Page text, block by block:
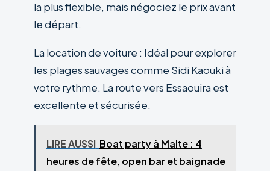
la plus flexible, mais négociez le prix avant
le départ.
La location de voiture : Idéal pour explorer
les plages sauvages comme Sidi Kaouki à
votre rythme. La route vers Essaouira est
excellente et sécurisée.
LIRE AUSSI Boat party à Malte : 4
heures de fête, open bar et baignade